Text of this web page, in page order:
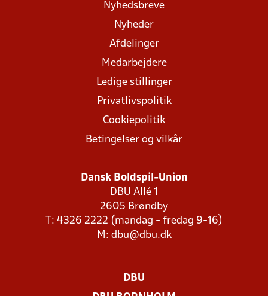
Nyhedsbreve
Nyheder
Afdelinger
Medarbejdere
Ledige stillinger
Privatlivspolitik
Cookiepolitik
Betingelser og vilkår
Dansk Boldspil-Union
DBU Allé 1
2605 Brøndby
T: 4326 2222 (mandag - fredag 9-16)
M: dbu@dbu.dk
DBU